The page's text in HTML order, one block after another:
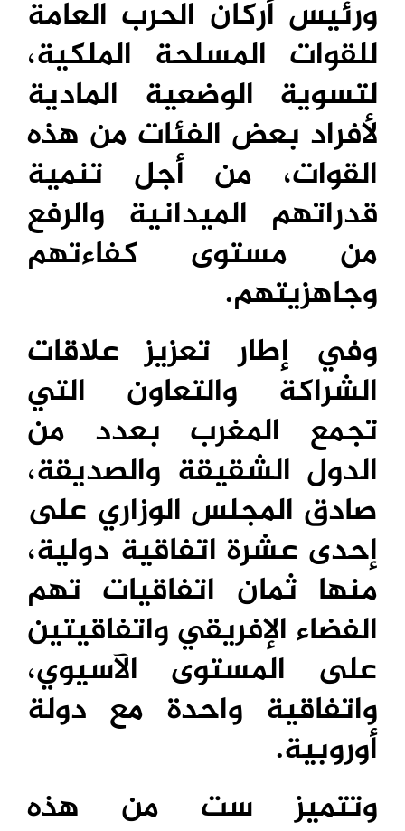
ورئيس أركان الحرب العامة
للقوات المسلحة الملكية،
لتسوية الوضعية المادية
لأفراد بعض الفئات من هذه
القوات، من أجل تنمية
قدراتهم الميدانية والرفع
من مستوى كفاءتهم
وجاهزيتهم.
وفي إطار تعزيز علاقات
الشراكة والتعاون التي
تجمع المغرب بعدد من
الدول الشقيقة والصديقة،
صادق المجلس الوزاري على
إحدى عشرة اتفاقية دولية،
منها ثمان اتفاقيات تهم
الفضاء الإفريقي واتفاقيتين
على المستوى الآسيوي،
واتفاقية واحدة مع دولة
أوروبية.
وتتميز ست من هذه